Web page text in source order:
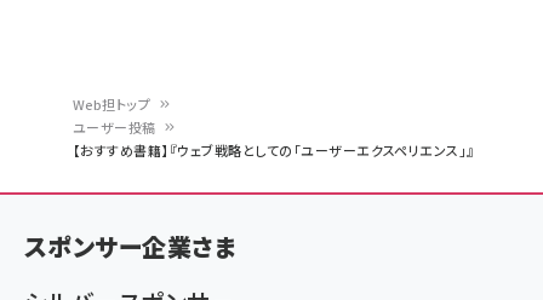
ン
く
ず
Web担トップ
ユーザー投稿
【おすすめ書籍】『ウェブ戦略としての「ユーザーエクスペリエンス」』
スポンサー企業さま